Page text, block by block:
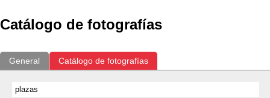
Catálogo de fotografías
General Catálogo de fotografías